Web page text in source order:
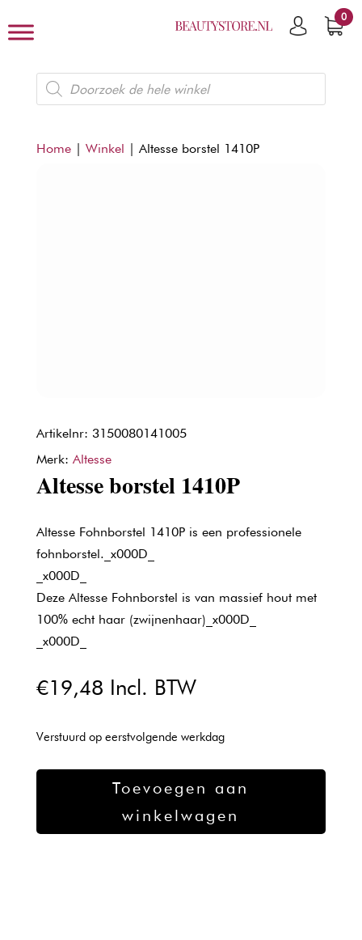
0
Producten
zoeken
Home| Winkel | Altesse borstel 1410P
Artikelnr: 3150080141005
Merk: Altesse
Altesse borstel 1410P
Altesse Fohnborstel 1410P is een professionele
fohnborstel._x000D_
_x000D_
Deze Altesse Fohnborstel is van massief hout met
100% echt haar (zwijnenhaar)_x000D_
_x000D_
€19,48 Incl. BTW
Verstuurd op eerstvolgende werkdag
Altesse
aantal
Toevoegen aan
winkelwagen